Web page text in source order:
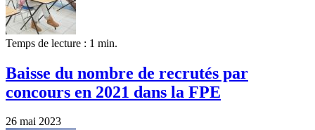
Temps de lecture : 1 min.
Baisse du nombre de recrutés par
concours en 2021 dans la FPE
26 mai 2023